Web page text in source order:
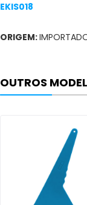
EKIS018
ORIGEM:
OUTROS